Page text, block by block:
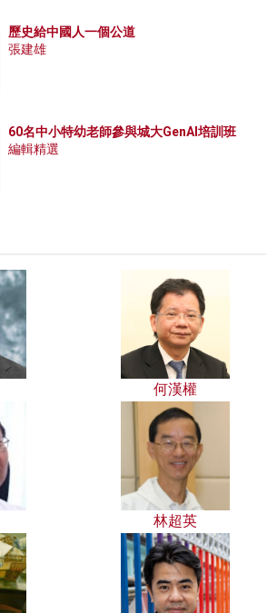
歷史給中國人一個公道
張建雄
60名中小特幼老師參與城大GenAI培訓班
編輯精選
何漢權
林超英